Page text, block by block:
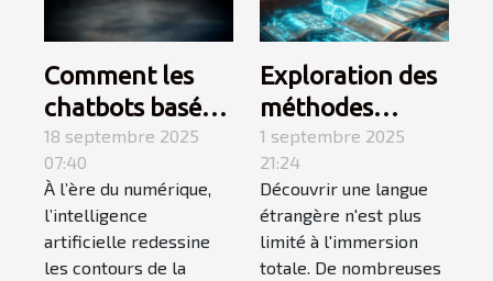
Comment les
chatbots basés
sur l'IA
transforment-ils
le service client
?
18 septembre 2025
07:40
À l’ère du numérique,
l’intelligence
artificielle redessine
les contours de la
Exploration des
méthodes
alternatives à
l'immersion
pour
l'apprentissage
des langues
1 septembre 2025
21:24
Découvrir une langue
étrangère n'est plus
limité à l'immersion
totale. De nombreuses